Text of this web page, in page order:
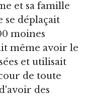
et sa famille
se déplaçait
moines
même avoir le
et utilisait
de toute
des